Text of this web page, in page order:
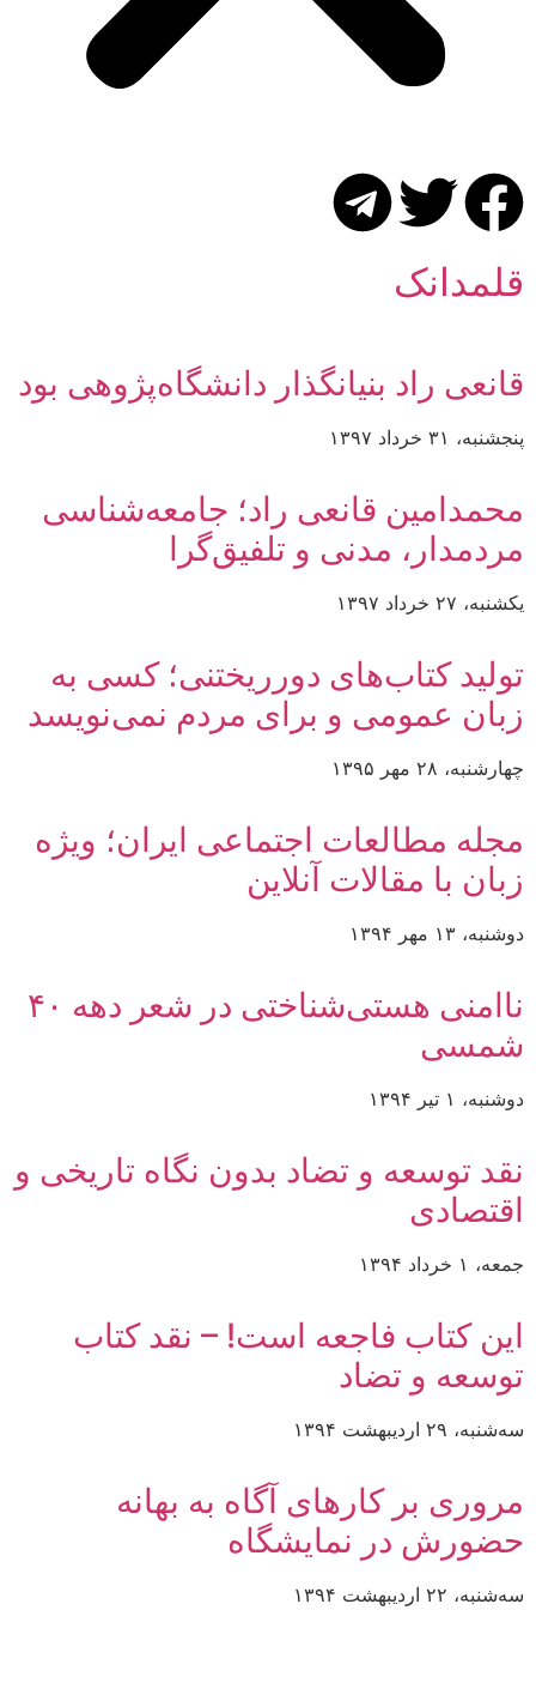
قلمدانک
قانعی راد بنیانگذار دانشگاه‌پژوهی بود
پنجشنبه، ۳۱ خرداد ۱۳۹۷
محمدامین قانعی راد؛ جامعه‌شناسی
مردمدار، مدنی و تلفیق‌گرا
یکشنبه، ۲۷ خرداد ۱۳۹۷
تولید کتاب‌های دورریختنی؛ کسی به
زبان عمومی و برای مردم نمی‌نویسد
چهارشنبه، ۲۸ مهر ۱۳۹۵
مجله مطالعات اجتماعی ایران؛ ویژه
زبان با مقالات آنلاین
دوشنبه، ۱۳ مهر ۱۳۹۴
ناامنی هستی‌شناختی در شعر دهه ۴۰
شمسی
دوشنبه، ۱ تیر ۱۳۹۴
نقد توسعه و تضاد بدون نگاه تاریخی و
اقتصادی
جمعه، ۱ خرداد ۱۳۹۴
این کتاب فاجعه است! – نقد کتاب
توسعه و تضاد
سه‌شنبه، ۲۹ اردیبهشت ۱۳۹۴
مروری بر کارهای آگاه به بهانه
حضورش در نمایشگاه
سه‌شنبه، ۲۲ اردیبهشت ۱۳۹۴